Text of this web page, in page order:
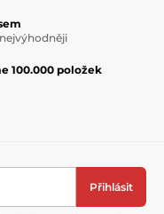
100.000 položek
Přihlásit